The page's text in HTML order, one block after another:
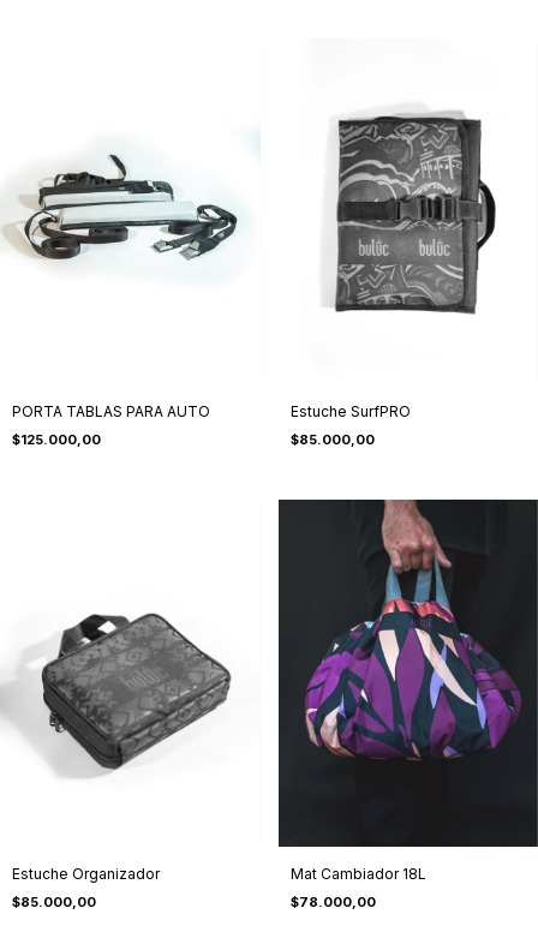
PORTA TABLAS PARA AUTO
$125.000,00
Estuche SurfPRO
$85.000,00
Estuche Organizador
$85.000,00
Mat Cambiador 18L
$78.000,00